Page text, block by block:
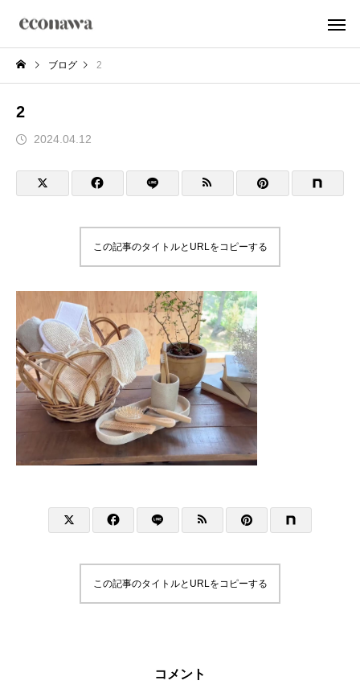
ブログ 2
2
2024.04.12
この記事のタイトルとURLをコピーする
この記事のタイトルとURLをコピーする
コメント